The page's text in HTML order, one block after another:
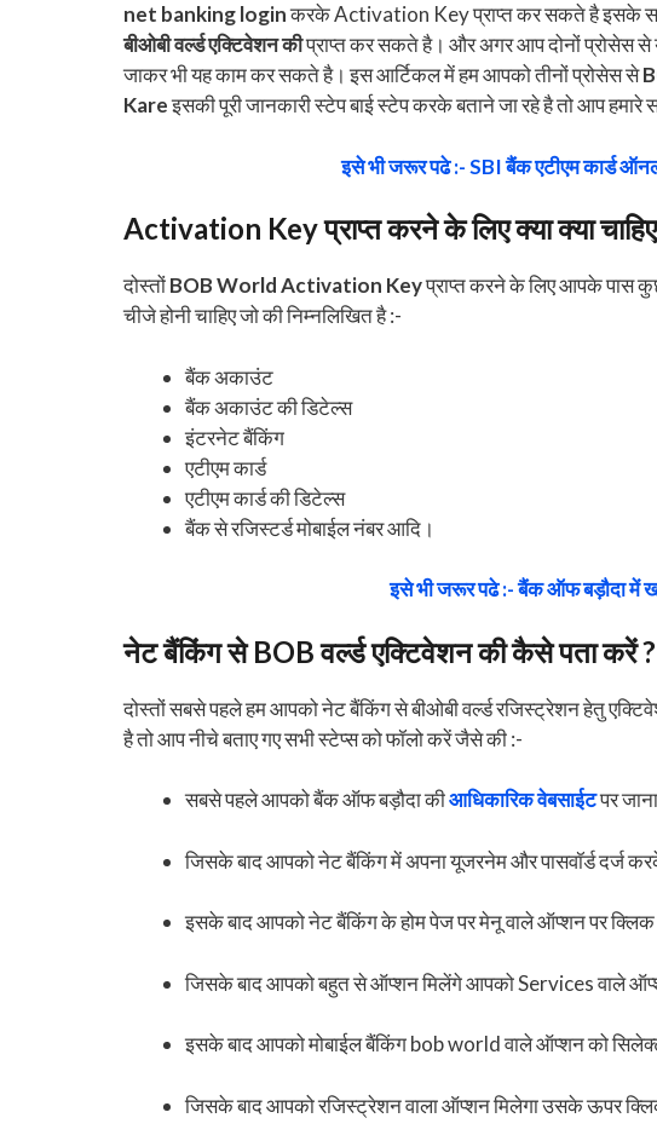
net banking loginकरके Activation Key प्राप्त कर सकते है इसके
बीओबी वर्ल्ड एक्टिवेशन कीप्राप्त कर सकते है। और अगर आप दोनों प्रोसेस से
जाकर भी यह काम कर सकते है। इस आर्टिकल में हम आपको तीनों प्रोसेस से
Kareइसकी पूरी जानकारी स्टेप बाई स्टेप करके बताने जा रहे है तो आप
इसे भी जरूर पढे :- SBI बैंक एटीएम कार्ड
Activation Key प्राप्त करने के लिए क्या क्या
दोस्तोंBOB World Activation Keyप्राप्त करने के लिए आपके पास
चीजे होनी चाहिए जो की निम्नलिखित है :-
बैंक अकाउंट
बैंक अकाउंट की डिटेल्स
इंटरनेट बैंकिंग
एटीएम कार्ड
एटीएम कार्ड की डिटेल्स
बैंक से रजिस्टर्ड मोबाईल नंबर आदि।
इसे भी जरूर पढे :- बैंक ऑफ बड़ौदा में
नेट बैंकिंग से BOB वर्ल्ड एक्टिवेशन की कैसे पता करें ?
दोस्तों सबसे पहले हम आपको नेट बैंकिंग से बीओबी वर्ल्ड रजिस्ट्रेशन हेतु
है तो आप नीचे बताए गए सभी स्टेप्स को फॉलो करें जैसे की :-
सबसे पहले आपको बैंक ऑफ बड़ौदा कीआधिकारिक वेबसाईटपर
जिसके बाद आपको नेट बैंकिंग में अपना यूजरनेम और पासवॉर्ड दर्ज
इसके बाद आपको नेट बैंकिंग के होम पेज पर मेनू वाले ऑप्शन पर क्लिक
जिसके बाद आपको बहुत से ऑप्शन मिलेंगे आपको Services वाले
इसके बाद आपको मोबाईल बैंकिंग bob world वाले ऑप्शन को
जिसके बाद आपको रजिस्ट्रेशन वाला ऑप्शन मिलेगा उसके ऊपर